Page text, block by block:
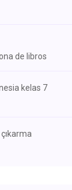
de libros
kelas 7